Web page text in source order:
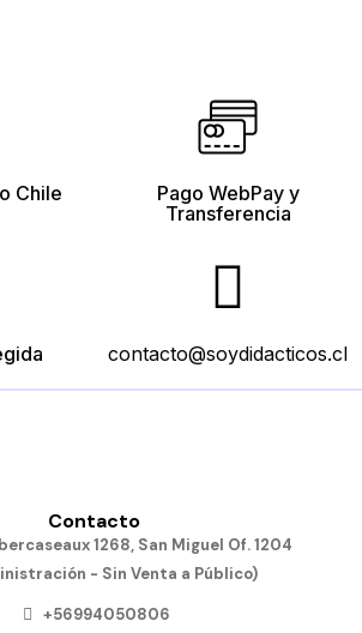
Chile
Pago WebPay y
Transferencia
contacto@soydidacticos.cl
Contacto
1268, San Miguel Of. 1204
- Sin Venta a Público)
+56994050806